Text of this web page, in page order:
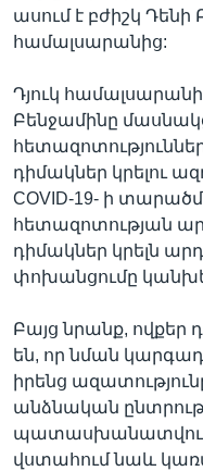
ասում է բժիշկ Դենի
համալսարանից:
Դյուկ
Բենջամինը
դիմակներ կրելու
COVID-19- ի
հետազոտության
դիմակներ կրելն
փոխանցումը
Բայց նրանք, ովքեր
են, որ նման
իրենց
անձնական
վստահում նաև